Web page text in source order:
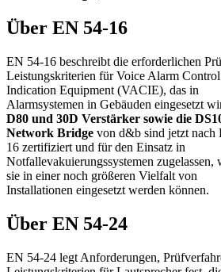
Über EN 54-16
EN 54-16 beschreibt die erforderlichen
Leistungskriterien für Voice Alarm Control
Indication Equipment (VACIE), das in
Alarmsystemen in Gebäuden eingesetzt
D80 und 30D Verstärker sowie die
Network Bridge von d&b sind jetzt nach
16 zertifiziert und für den Einsatz in
Notfallevakuierungssystemen zugelassen,
sie in einer noch größeren Vielfalt von
Installationen eingesetzt werden können.
Über EN 54-24
EN 54-24 legt Anforderungen,